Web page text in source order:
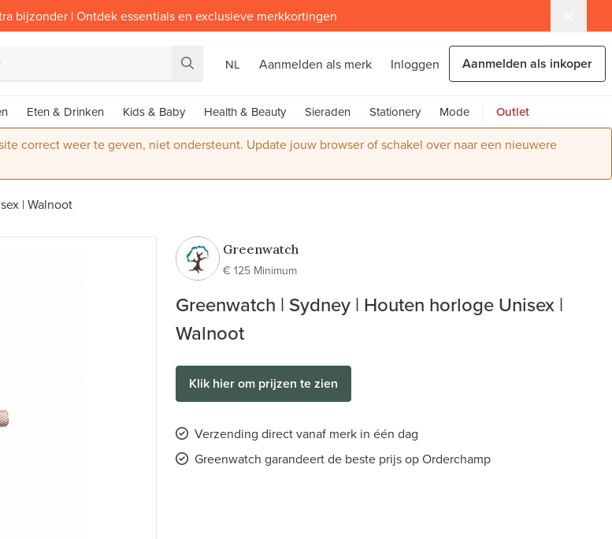
bijzonder | Ontdek essentials en exclusieve merkkortingen
NL Aanmelden als merk Inloggen Aanmelden als inkoper
Eten & Drinken Kids & Baby Health & Beauty Sieraden Stationery Mode Outlet
correct weer te geven, niet ondersteunt. Update jouw browser of schakel over naar een nieuwere
| Walnoot
Greenwatch
€ 125 Minimum
Greenwatch | Sydney | Houten horloge Unisex |
Walnoot
Klik hier om prijzen te zien
Verzending direct vanaf merk in één dag
Greenwatch garandeert de beste prijs op Orderchamp